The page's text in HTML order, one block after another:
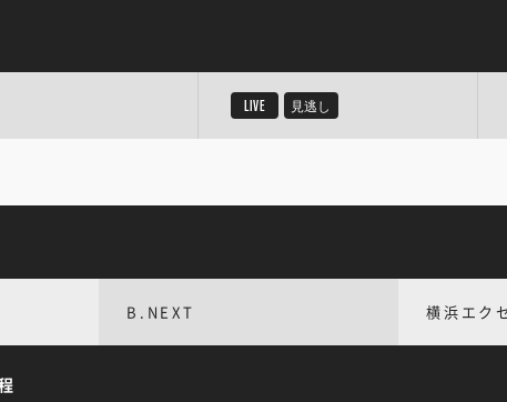
LIVE 見逃し
B.NEXT 横浜エク